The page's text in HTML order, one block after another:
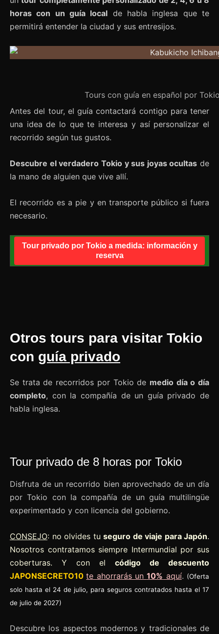
horas con un guía local de habla inglesa que te
permitirá entender la ciudad y sus entresijos.
Tours con guía en español por
Antes del tour, el guía contactará contigo para tener
una idea de lo que te interesa y así personalizar el
recorrido según tus gustos.
Descubre el verdadero Tokio y sus joyas ocultas de
la mano de alguien que vive allí.
El recorrido es a pie y en transporte público si fuera
necesario.
Tour privado por Tokio a medida: información y
reserva
Otros tours para visitar Tokio
con guía privado
Se trata de recorridos por Tokio de medio día o día
completo, con la compañía de un guía privado de
habla inglesa.
Tour privado de 8 horas por Tokio
Disfruta de un recorrido bien aprovechado de un día
por Tokio con la compañía de un guía multilingüe
experimentado y con licencia del gobierno.
CONSEJO: no olvides tu seguro de viaje para Japón.
Nosotros contratamos siempre Intermundial por sus
coberturas. Y con el código de descuento
JAPONSECRETO10 te ahorrarás un10% aquí. (Oferta
solo hasta el 24 de julio, para seguros contratados hasta el 17
de julio de 2027)
Descubre los aspectos modernos y tradicionales de